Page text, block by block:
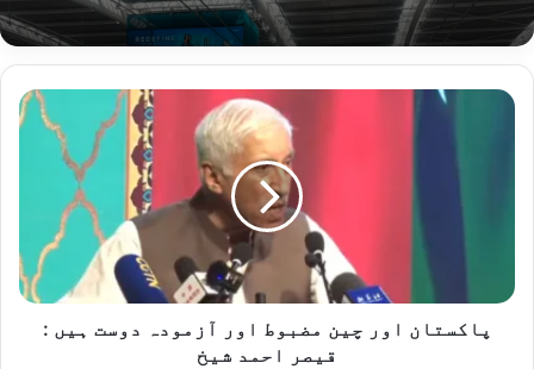
پاکستان
:
پاکستان اور چین مضبوط اور آزمودہ دوست ہیں :
قیصر احمد شیخ